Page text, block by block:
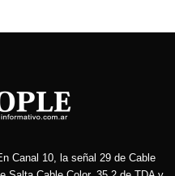
Canal 10, la señal 29 de Cable